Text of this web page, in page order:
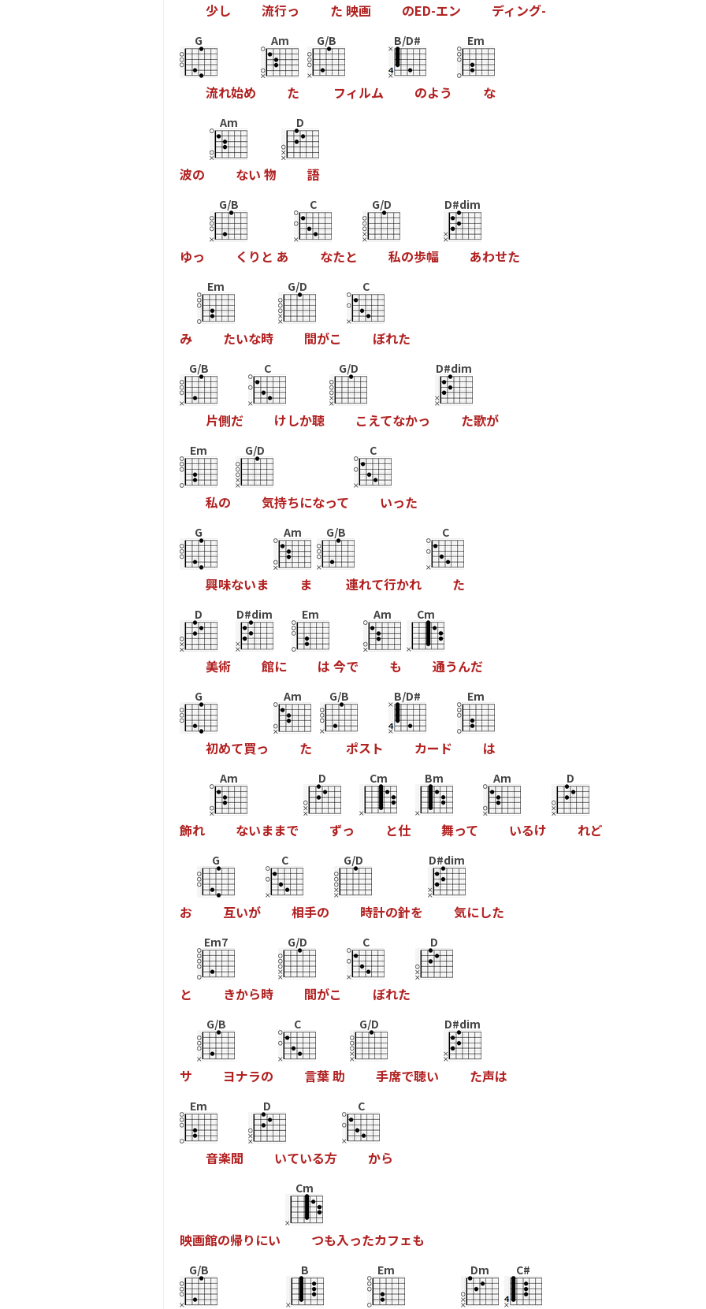
少し 流行っ た 映画 のED-エン ディ ング-
G
流れ始め
Am
た
G/B
フィルム
B/D#
のよう
Em
な
波の
Am
ない 物
D
語
ゆっ
G/B
く り と あ
C
なたと
G/D
私の歩幅
D#dim
あわせた
み
Em
たいな時
G/D
間がこ
C
ぼれた
G/B
片側だ
C
けしか聴
G/D
こえてなかっ
D#dim
た歌が
Em
私の
G/D
気持ちになって
C
いった
G
興味ないま
Am
ま
G/B
連れて行かれ
C
た
D
美術
D#dim
館に
Em
は 今で
Am
も
Cm
通うんだ
G
初めて買っ
Am
た
G/B
ポス ト
B/D#
カー ド
Em
は
飾れ
Am
ないままで
D
ずっ
Cm
と仕
Bm
舞って
Am
いるけ
D
れど
お
G
互いが
C
相手の
G/D
時計の針を
D#dim
気にした
と
Em7
きから時
G/D
間がこ
C
ぼれた
D
サ
G/B
ヨナラの
C
言葉助
G/D
手席で聴い
D#dim
た声は
Em
音楽聞
D
いている方
C
から
映画館の帰り にい
Cm
つも入ったカフェも
G/B B Em Dm C#